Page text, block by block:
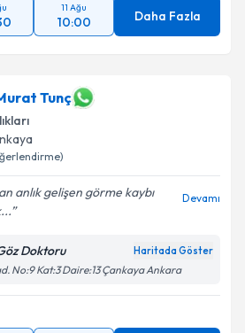
11 Ağu
10:00 Daha Fazla
Tunç
anlık gelişen görme kaybı
Devamı
Doktoru Haritada Göster
No:9 Kat:3 Daire:13 Çankaya Ankara